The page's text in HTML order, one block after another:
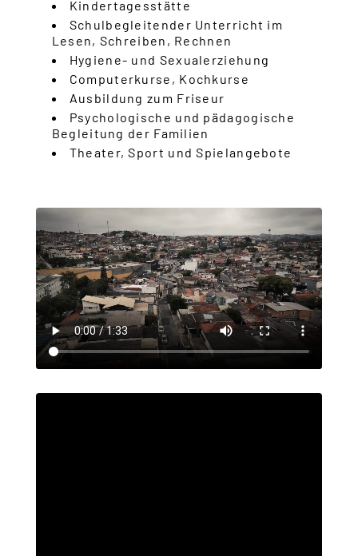
Kindertagesstätte
Schulbegleitender Unterricht im
Lesen, Schreiben, Rechnen
Hygiene- und Sexualerziehung
Computerkurse, Kochkurse
Ausbildung zum Friseur
Psychologische und pädagogische
Begleitung der Familien
Theater, Sport und Spielangebote